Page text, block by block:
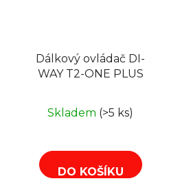
Dálkový ovládač DI-
WAY T2-ONE PLUS
Skladem (>5 ks)
DO KOŠÍKU